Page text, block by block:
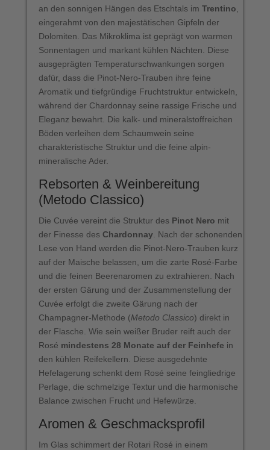
an den sonnigen Hängen des Etschtals im Trentino
eingerahmt von den majestätischen Gipfeln der
Dolomiten. Das Mikroklima ist geprägt von warmen
Sonnentagen und markant kühlen Nächten. Diese
ausgeprägten Temperaturschwankungen sorgen
dafür, dass die Pinot-Nero-Trauben ihre feine
Aromatik und tiefgründige Fruchtstruktur entwickeln,
während der Chardonnay seine rassige Frische und
Eleganz bewahrt. Die kalk- und mineralstoffreichen
Böden verleihen dem Schaumwein seine
charakteristische Struktur und die feine alpin-
mineralische Ader.
Rebsorten & Weinbereitung
(Metodo Classico)
Die Cuvée vereint die Struktur des Pinot Nero mit
der Finesse des Chardonnay. Nach der schonenden
Lese von Hand werden die Pinot-Nero-Trauben kurz
auf der Maische belassen, um die zarte Rosé-Farbe
und die feinen Beerenaromen zu extrahieren. Nach
der ersten Gärung und der Zusammenstellung der
Cuvée erfolgt die zweite Gärung nach der
Champagner-Methode (Metodo Classico) direkt in
der Flasche. Wie sein weißer Bruder reift auch der
Rosé mindestens 28 Monate auf der Feinhefe in
den kühlen Reifekellern. Diese ausgedehnte
Hefelagerung schenkt dem Rosé seine feingliedrige
Perlage, die schmelzige Textur und die harmonische
Balance zwischen Frucht und Hefewürze.
Aromen & Geschmacksprofil
Im Glas schimmert der Rotari Rosé in einem